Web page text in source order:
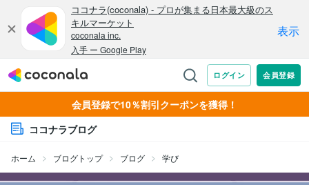
会員登録で10％割引クーポンを獲得！
ココナラブログ
ホーム ブログトップ ブログ 学び